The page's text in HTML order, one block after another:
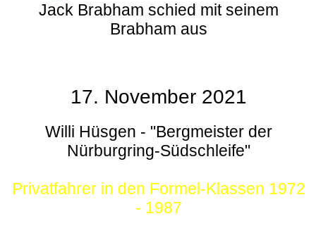
Jack Brabham schied mit seinem
Brabham aus
17. November 2021
Willi Hüsgen - "Bergmeister der
Nürburgring-Südschleife"
Privatfahrer in den Formel-Klassen 1972
- 1987